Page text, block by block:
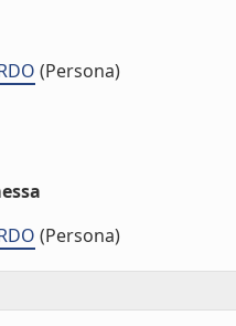
(Persona)
(Persona)